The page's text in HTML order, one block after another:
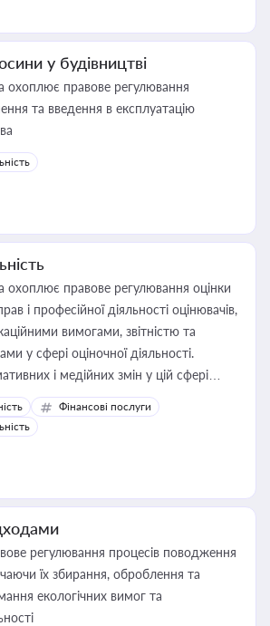
у будівництві
охоплює правове регулювання
та введення в експлуатацію
охоплює правове регулювання оцінки
і професійної діяльності оцінювачів,
вимогами, звітністю та
у сфері оціночної діяльності.
і медійних змін у цій сфері
бізнесу, керівника, юриста або
оподаткування, приватизації, оренди
корпоративних угод і перевірки
діяльності
Фінансові послуги
регулювання процесів поводження
їх збирання, оброблення та
екологічних вимог та